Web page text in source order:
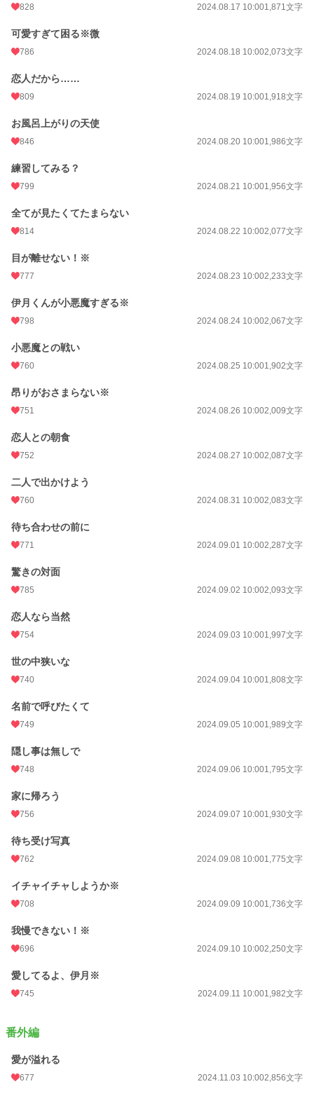
828 2024.08.17 10:001,871文字
可愛すぎて困る※微
786 2024.08.18 10:002,073文字
恋人だから……
809 2024.08.19 10:001,918文字
お風呂上がりの天使
846 2024.08.20 10:001,986文字
練習してみる？
799 2024.08.21 10:001,956文字
全てが見たくてたまらない
814 2024.08.22 10:002,077文字
目が離せない！※
777 2024.08.23 10:002,233文字
伊月くんが小悪魔すぎる※
798 2024.08.24 10:002,067文字
小悪魔との戦い
760 2024.08.25 10:001,902文字
昂りがおさまらない※
751 2024.08.26 10:002,009文字
恋人との朝食
752 2024.08.27 10:002,087文字
二人で出かけよう
760 2024.08.31 10:002,083文字
待ち合わせの前に
771 2024.09.01 10:002,287文字
驚きの対面
785 2024.09.02 10:002,093文字
恋人なら当然
754 2024.09.03 10:001,997文字
世の中狭いな
740 2024.09.04 10:001,808文字
名前で呼びたくて
749 2024.09.05 10:001,989文字
隠し事は無しで
748 2024.09.06 10:001,795文字
家に帰ろう
756 2024.09.07 10:001,930文字
待ち受け写真
762 2024.09.08 10:001,775文字
イチャイチャしようか※
708 2024.09.09 10:001,736文字
我慢できない！※
696 2024.09.10 10:002,250文字
愛してるよ、伊月※
745 2024.09.11 10:001,982文字
番外編
愛が溢れる
677 2024.11.03 10:002,856文字